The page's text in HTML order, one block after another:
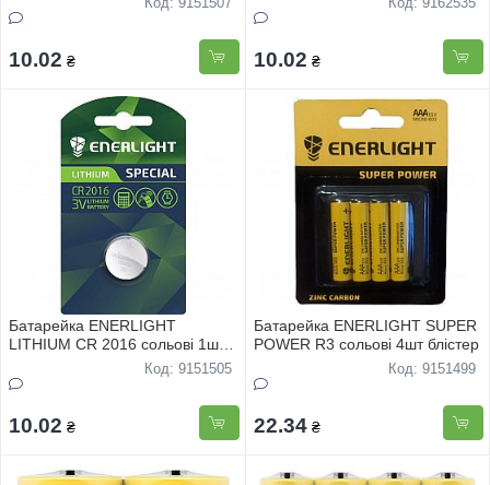
Код: 9151507
10.02 ₴
Код: 9162535
10.02 ₴
Батарейка ENERLIGHT
LITHIUM CR 2016 сольовi 1шт
Код: 9151505
10.02 ₴
Батарейка ENERLIGHT SUPER
POWER R3 сольовi 4шт блiстер
Код: 9151499
22.34 ₴